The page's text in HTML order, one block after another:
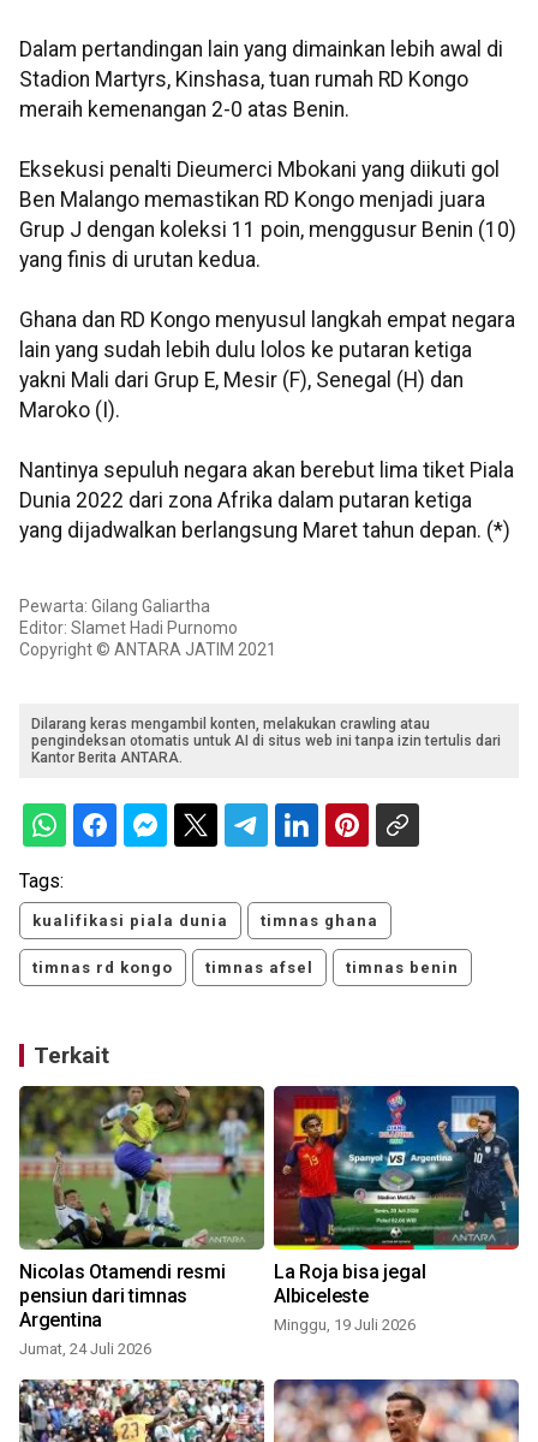
Dalam pertandingan lain yang dimainkan lebih awal di
Stadion Martyrs, Kinshasa, tuan rumah RD Kongo
meraih kemenangan 2-0 atas Benin.
Eksekusi penalti Dieumerci Mbokani yang diikuti gol
Ben Malango memastikan RD Kongo menjadi juara
Grup J dengan koleksi 11 poin, menggusur Benin (10)
yang finis di urutan kedua.
Ghana dan RD Kongo menyusul langkah empat negara
lain yang sudah lebih dulu lolos ke putaran ketiga
yakni Mali dari Grup E, Mesir (F), Senegal (H) dan
Maroko (I).
Nantinya sepuluh negara akan berebut lima tiket Piala
Dunia 2022 dari zona Afrika dalam putaran ketiga
yang dijadwalkan berlangsung Maret tahun depan. (*)
Pewarta: Gilang Galiartha
Editor: Slamet Hadi Purnomo
Copyright © ANTARA JATIM 2021
Dilarang keras mengambil konten, melakukan crawling atau
pengindeksan otomatis untuk AI di situs web ini tanpa izin tertulis dari
Kantor Berita ANTARA.
Tags:
kualifikasi piala dunia timnas ghana
timnas rd kongo timnas afsel timnas benin
Terkait
Nicolas Otamendi resmi
pensiun dari timnas
Argentina
Jumat, 24 Juli 2026
La Roja bisa jegal
Albiceleste
Minggu, 19 Juli 2026